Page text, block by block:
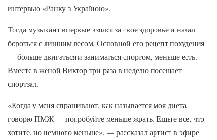
интервью «Ранку з Україною».
Тогда музыкант впервые взялся за свое здоровье и начал
бороться с лишним весом. Основной его рецепт похудения
— больше двигаться и заниматься спортом, меньше есть.
Вместе в женой Виктор три раза в неделю посещает
спортзал.
«Когда у меня спрашивают, как называется моя диета,
говорю ПМЖ — попробуйте меньше жрать. Ешьте все, что
хотите, но немного меньше», — рассказал артист в эфире